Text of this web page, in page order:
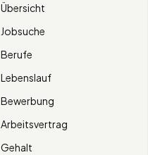
Übersicht
Jobsuche
Berufe
Lebenslauf
Bewerbung
Arbeitsvertrag
Gehalt